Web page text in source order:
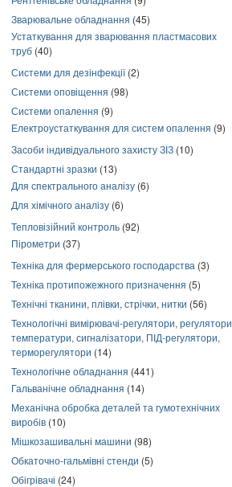
Зварювальне обладнання (45)
Устаткування для зварювання пластмасових
труб (40)
Системи для дезінфекції(2)
Системи оповіщення (98)
Системи опалення (9)
Електроустаткування для систем опалення (9)
Засоби індивідуального захисту ЗІЗ (10)
Стандартні зразки (13)
Для спектрального аналізу (6)
Для хімічного аналізу (6)
Тепловізійний контроль (92)
Пірометри (37)
Техніка для фермерського господарства (3)
Техніка протипожежного призначення (5)
Технічні тканини, плівки, стрічки, нитки (56)
Технологічні вимірювачі-регулятори, регулятори
температури, сигналізатори, ПІД-регулятори,
терморегулятори (14)
Технологічне обладнання (441)
Гальванічне обладнання (14)
Механічна обробка деталей та гумотехнічних
виробів (10)
Мішкозашивальні машини (98)
Обкаточно-гальмівні стенди (5)
Обігрівачі (24)